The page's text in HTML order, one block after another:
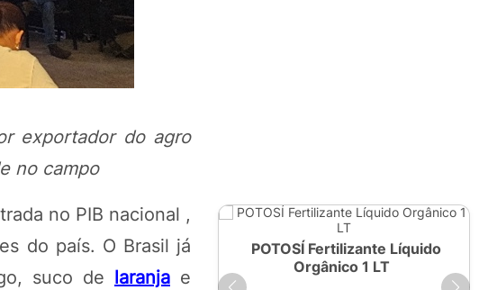
exportador do agro
no campo
no PIB nacional ,
do país. O Brasil já
suco de laranja e
Fertilizante Líquido
Orgânico 250ml
POTOSÍ Fertilizante Líquido
Orgânico 1 LT